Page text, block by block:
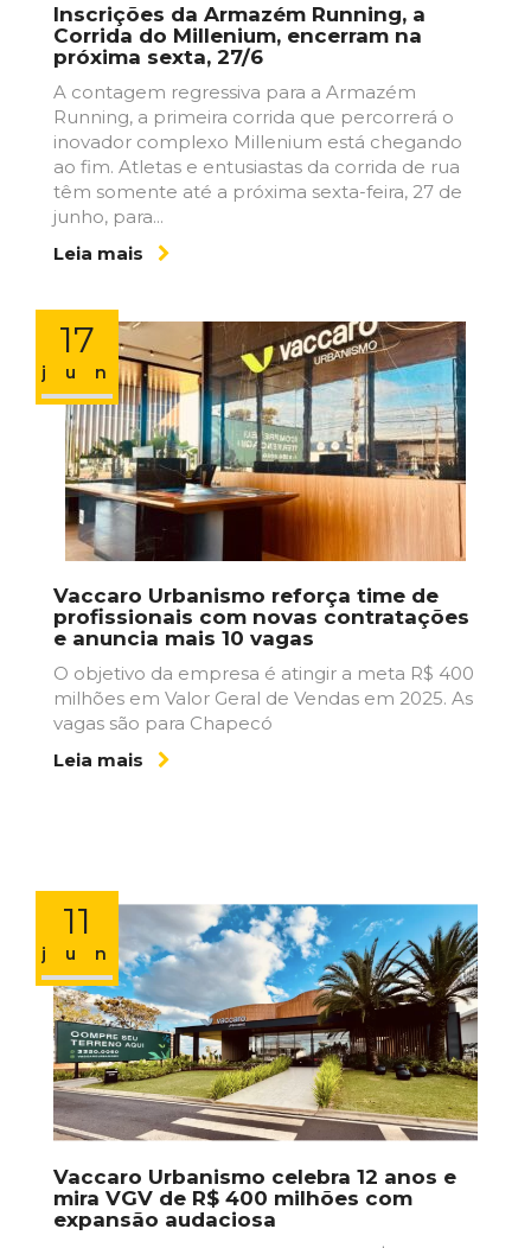
Inscrições da Armazém Running, a
Corrida do Millenium, encerram na
próxima sexta, 27/6
A contagem regressiva para a Armazém
Running, a primeira corrida que percorrerá o
inovador complexo Millenium está chegando
ao fim. Atletas e entusiastas da corrida de rua
têm somente até a próxima sexta-feira, 27 de
junho, para...
Leia mais
17
jun
Vaccaro Urbanismo reforça time de
profissionais com novas contratações
e anuncia mais 10 vagas
O objetivo da empresa é atingir a meta R$ 400
milhões em Valor Geral de Vendas em 2025. As
vagas são para Chapecó
Leia mais
11
jun
Vaccaro Urbanismo celebra 12 anos e
mira VGV de R$ 400 milhões com
expansão audaciosa